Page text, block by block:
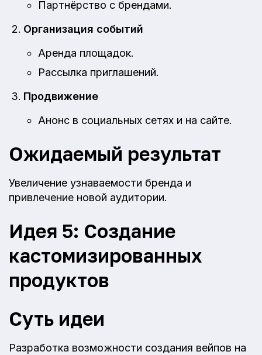
Партнёрство с брендами.
Организация событий
Аренда площадок.
Рассылка приглашений.
Продвижение
Анонс в социальных сетях и на сайте.
Ожидаемый результат
Увеличение узнаваемости бренда и
привлечение новой аудитории.
Идея 5: Создание
кастомизированных
продуктов
Суть идеи
Разработка возможности создания вейпов на